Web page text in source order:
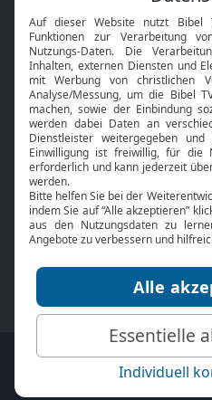
Neuigkeiten
Bibel TV
Über uns
Jobs
Mediadaten
bibeltv.de: